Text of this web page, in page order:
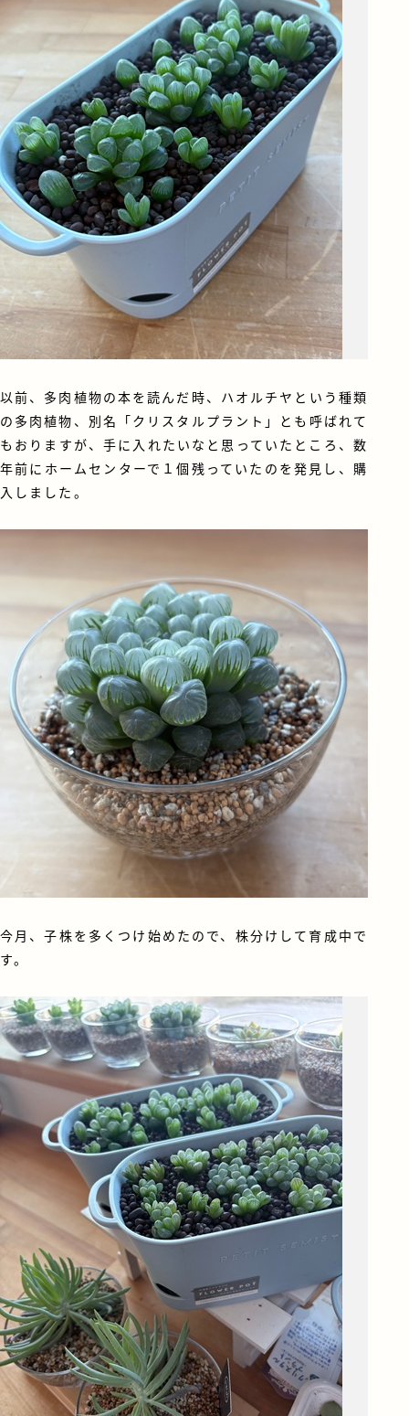
以前、多肉植物の本を読んだ時、ハオルチヤという種類
の多肉植物、別名「クリスタルプラント」とも呼ばれて
もおりますが、手に入れたいなと思っていたところ、数
年前にホームセンターで１個残っていたのを発見し、購
入しました。
今月、子株を多くつけ始めたので、株分けして育成中で
す。